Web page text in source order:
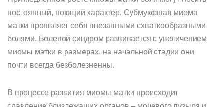
постоянный, ноющий характер. Субмукозная миома
матки проявляет себя внезапными схваткообразными
болями. Болевой синдром развивается с увеличением
миомы матки в размерах, на начальной стадии они
почти всегда безболезненны.
В процессе развития миомы матки происходит